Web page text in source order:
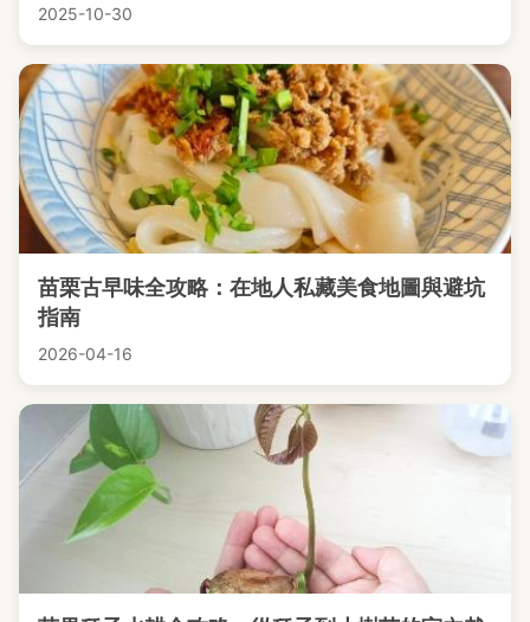
2025-10-30
苗栗古早味全攻略：在地人私藏美食地圖與避坑
指南
2026-04-16